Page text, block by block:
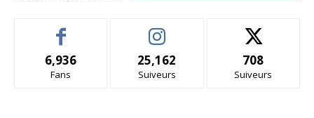
6,936
Fans
25,162
Suiveurs
708
Suiveurs